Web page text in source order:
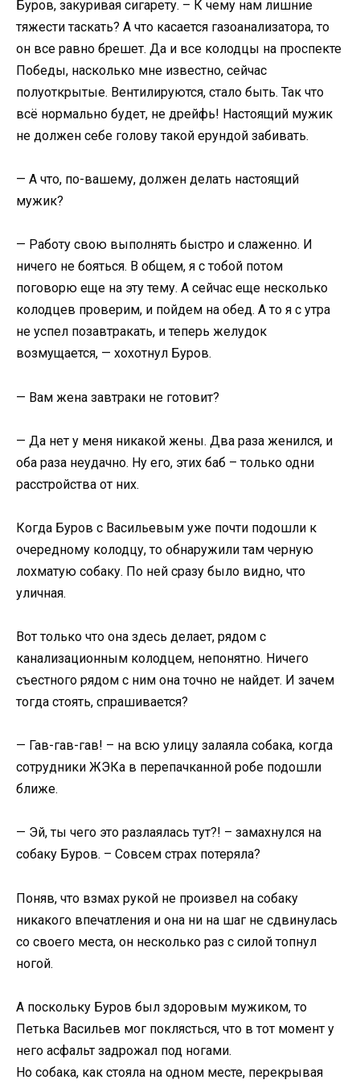
Буров, закуривая сигарету. – К чему нам лишние
тяжести таскать? А что касается газоанализатора, то
он все равно брешет. Да и все колодцы на проспекте
Победы, насколько мне известно, сейчас
полуоткрытые. Вентилируются, стало быть. Так что
всё нормально будет, не дрейфь! Настоящий мужик
не должен себе голову такой ерундой забивать.
— А что, по-вашему, должен делать настоящий
мужик?
— Работу свою выполнять быстро и слаженно. И
ничего не бояться. В общем, я с тобой потом
поговорю еще на эту тему. А сейчас еще несколько
колодцев проверим, и пойдем на обед. А то я с утра
не успел позавтракать, и теперь желудок
возмущается, — хохотнул Буров.
— Вам жена завтраки не готовит?
— Да нет у меня никакой жены. Два раза женился, и
оба раза неудачно. Ну его, этих баб – только одни
расстройства от них.
Когда Буров с Васильевым уже почти подошли к
очередному колодцу, то обнаружили там черную
лохматую собаку. По ней сразу было видно, что
уличная.
Вот только что она здесь делает, рядом с
канализационным колодцем, непонятно. Ничего
съестного рядом с ним она точно не найдет. И зачем
тогда стоять, спрашивается?
— Гав-гав-гав! – на всю улицу залаяла собака, когда
сотрудники ЖЭКа в перепачканной робе подошли
ближе.
— Эй, ты чего это разлаялась тут?! – замахнулся на
собаку Буров. – Совсем страх потеряла?
Поняв, что взмах рукой не произвел на собаку
никакого впечатления и она ни на шаг не сдвинулась
со своего места, он несколько раз с силой топнул
ногой.
А поскольку Буров был здоровым мужиком, то
Петька Васильев мог поклясться, что в тот момент у
него асфальт задрожал под ногами.
Но собака, как стояла на одном месте, перекрывая